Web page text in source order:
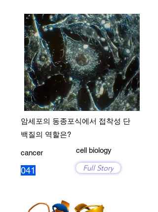
암세포의 동종포식에서 접착성 단
백질의 역할은?
cancer
041
cell biology
Full Story